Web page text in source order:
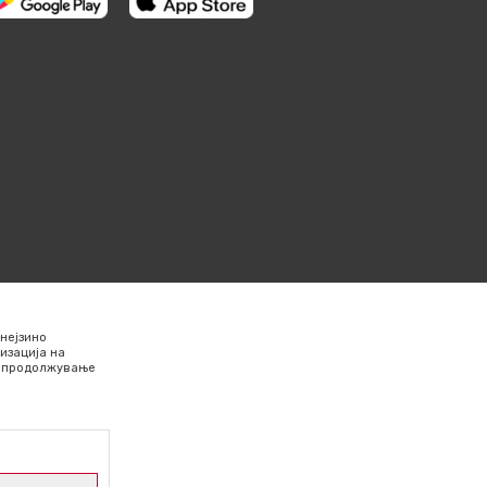
на
продолжување